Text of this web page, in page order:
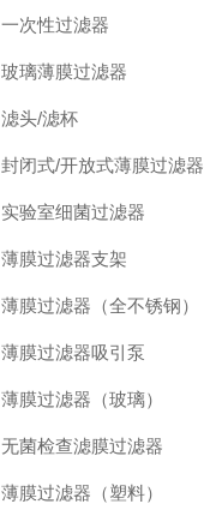
一次性过滤器
玻璃薄膜过滤器
滤头/滤杯
封闭式/开放式薄膜过滤器
实验室细菌过滤器
薄膜过滤器支架
薄膜过滤器（全不锈钢）
薄膜过滤器吸引泵
薄膜过滤器（玻璃）
无菌检查滤膜过滤器
薄膜过滤器（塑料）